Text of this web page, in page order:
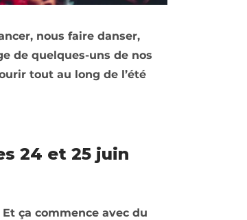
nous faire danser,
de quelques-uns de nos
tout au long de l’été
24 et 25 juin
ça commence avec du